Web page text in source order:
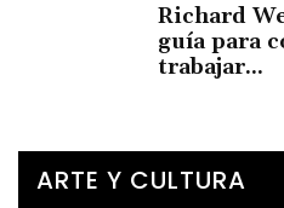
Richard
guía para
trabajar...
ARTE Y CULTURA